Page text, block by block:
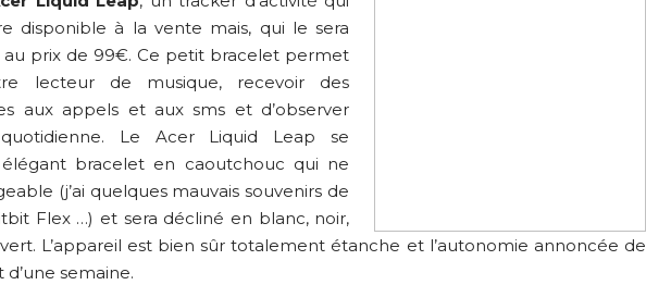
disponible à la vente mais, qui le sera
prix de 99€. Ce petit bracelet permet
lecteur de musique, recevoir des
aux appels et aux sms et d’observer
Le Acer Liquid Leap se
élégant bracelet en caoutchouc qui ne
(j’ai quelques mauvais souvenirs de
Flex …) et sera décliné en blanc, noir,
L’appareil est bien sûr totalement étanche et l’autonomie annoncée de
semaine.